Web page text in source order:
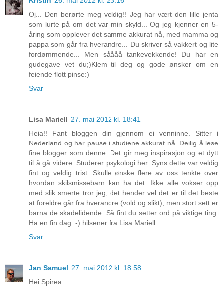
Oj... Den berørte meg veldig!! Jeg har vært den lille jenta
som lurte på om det var min skyld... Og jeg kjenner en 5-
åring som opplever det samme akkurat nå, med mamma og
pappa som går fra hverandre... Du skriver så vakkert og lite
fordømmende... Men såååå tankevekkende! Du har en
gudegave vet du;)Klem til deg og gode ønsker om en
feiende flott pinse:)
Svar
Lisa Mariell 27. mai 2012 kl. 18:41
Heia!! Fant bloggen din gjennom ei venninne. Sitter i
Nederland og har pause i studiene akkurat nå. Deilig å lese
fine blogger som denne. Det gir meg inspirasjon og et dytt
til å gå videre. Studerer psykologi her. Syns dette var veldig
fint og veldig trist. Skulle ønske flere av oss tenkte over
hvordan skilsmissebarn kan ha det. Ikke alle vokser opp
med slik smerte tror jeg, det hender vel det er til det beste
at foreldre går fra hverandre (vold og slikt), men stort sett er
barna de skadelidende. Så fint du setter ord på viktige ting.
Ha en fin dag :-) hilsener fra Lisa Mariell
Svar
Jan Samuel 27. mai 2012 kl. 18:58
Hei Spirea.